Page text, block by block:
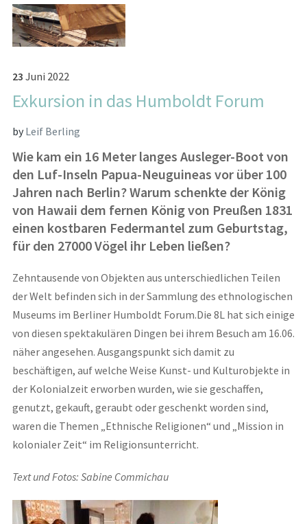
23 Juni 2022
Exkursion in das Humboldt Forum
byLeif Berling
Wie kam ein 16 Meter langes Ausleger-Boot von
den Luf-Inseln Papua-Neuguineas vor über 100
Jahren nach Berlin?Warum schenkte derKönig
von Hawaii dem fernen König von Preußen 1831
einen kostbaren Federmantel zum Geburtstag,
für den 27000 Vögel ihr Leben ließen?
Zehntausende von Objekten aus unterschiedlichen Teilen
der Welt befinden sich in der Sammlung des ethnologischen
Museums im Berliner Humboldt Forum.Die 8L hat sich einige
von diesen spektakulären Dingen bei ihrem Besuch am 16.06.
näher angesehen. Ausgangspunkt sich damit zu
beschäftigen, auf welche Weise Kunst- und Kulturobjekte in
der Kolonialzeit erworben wurden, wie sie geschaffen,
genutzt, gekauft, geraubt oder geschenkt worden sind,
waren die Themen „Ethnische Religionen“ und „Mission in
kolonialer Zeit“ im Religionsunterricht.
Text und Fotos: Sabine Commichau